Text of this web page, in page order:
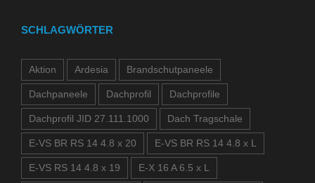
SCHLAGWÖRTER
Aktion Ardesia Brandschutpaneele
Dachpaneele Dachprofil Dachprofile
Dachprofil JID 27.111.1000 Dach Tragschale
E-VS BR RS 14 4.8 x 20 E-VS BR RS 14 4.8 x L
E-VS RS 14 4.8 x 19 E-X 16 A 6.5 x L